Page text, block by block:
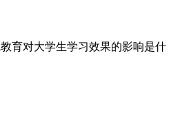
育对大学生学习效果的影响是什